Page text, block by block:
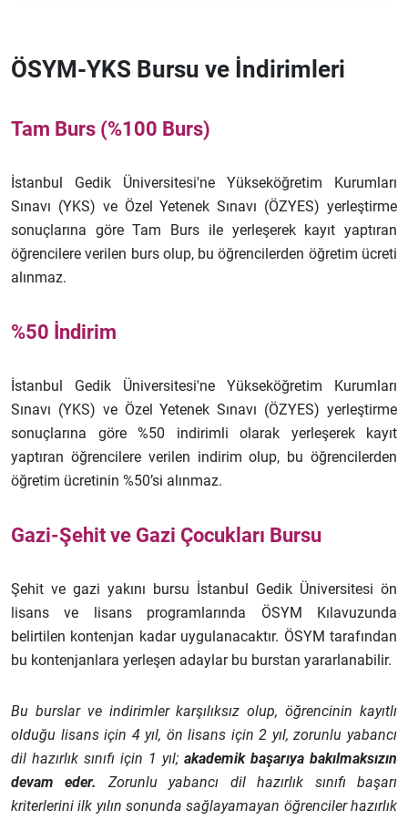
ÖSYM-YKS Bursu ve İndirimleri
Tam Burs (%100 Burs)
İstanbul Gedik Üniversitesi'ne Yükseköğretim Kurumları
Sınavı (YKS) ve Özel Yetenek Sınavı (ÖZYES) yerleştirme
sonuçlarına göre Tam Burs ile yerleşerek kayıt yaptıran
öğrencilere verilen burs olup, bu öğrencilerden öğretim ücreti
alınmaz.
%50 İndirim
İstanbul Gedik Üniversitesi'ne Yükseköğretim Kurumları
Sınavı (YKS) ve Özel Yetenek Sınavı (ÖZYES) yerleştirme
sonuçlarına göre %50 indirimli olarak yerleşerek kayıt
yaptıran öğrencilere verilen indirim olup, bu öğrencilerden
öğretim ücretinin %50’si alınmaz.
Gazi-Şehit ve Gazi Çocukları Bursu
Şehit ve gazi yakını bursu İstanbul Gedik Üniversitesi ön
lisans ve lisans programlarında ÖSYM Kılavuzunda
belirtilen kontenjan kadar uygulanacaktır. ÖSYM tarafından
bu kontenjanlara yerleşen adaylar bu burstan yararlanabilir.
Bu burslar ve indirimler karşılıksız olup, öğrencinin kayıtlı
olduğu lisans için 4 yıl, ön lisans için 2 yıl, zorunlu yabancı
dil hazırlık sınıfı için 1 yıl; akademik başarıya bakılmaksızın
devam eder.
Zorunlu yabancı dil hazırlık sınıfı başarı
kriterlerini ilk yılın sonunda sağlayamayan öğrenciler hazırlık